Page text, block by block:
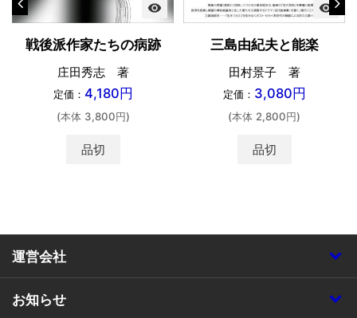
visibility
戦後派作家たちの病跡
庄田秀志 著
定価： 4,180円
(本体 3,800円)
品切
visibility
三島由紀夫と能楽
田村景子 著
定価： 3,080円
(本体 2,800円)
品切
運営会社
お知らせ